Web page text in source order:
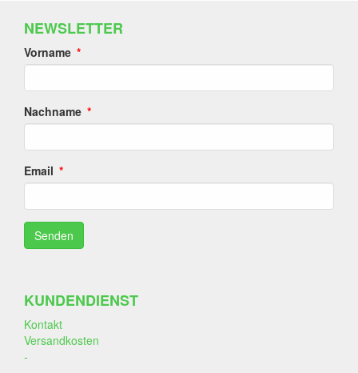
NEWSLETTER
Vorname
Nachname
Email
KUNDENDIENST
Kontakt
Versandkosten
-